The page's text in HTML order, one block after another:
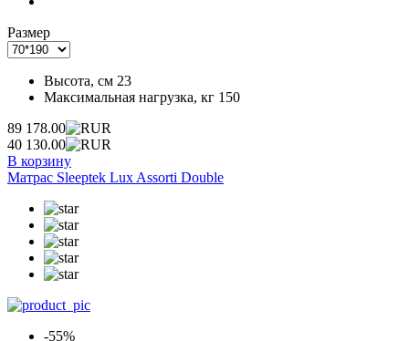
Размер
Высота, см 23
Максимальная нагрузка, кг 150
89 178.00
40 130.00
В корзину
Матрас Sleeptek Lux Assorti Double
-55%